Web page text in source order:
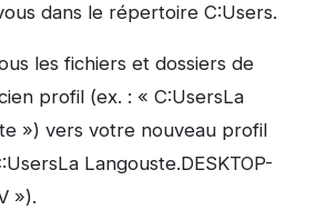
dans le répertoire C:Users.
les fichiers et dossiers de
profil (ex. : « C:UsersLa
») vers votre nouveau profil
Langouste.DESKTOP-
»).